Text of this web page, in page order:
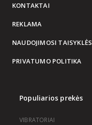
KONTAKTAI
REKLAMA
NAUDOJIMOSI TAISYKLĖS
PRIVATUMO POLITIKA
Populiarios prekės
VIBRATORIAI